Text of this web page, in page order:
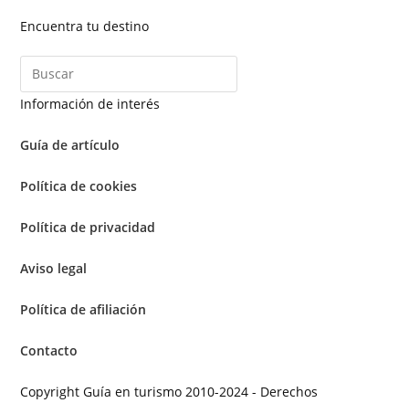
Encuentra tu destino
Información de interés
Guía de artículo
Política de cookies
Política de privacidad
Aviso legal
Política de afiliación
Contacto
Copyright Guía en turismo 2010-2024 - Derechos